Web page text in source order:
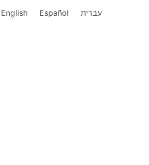
English Español עברית